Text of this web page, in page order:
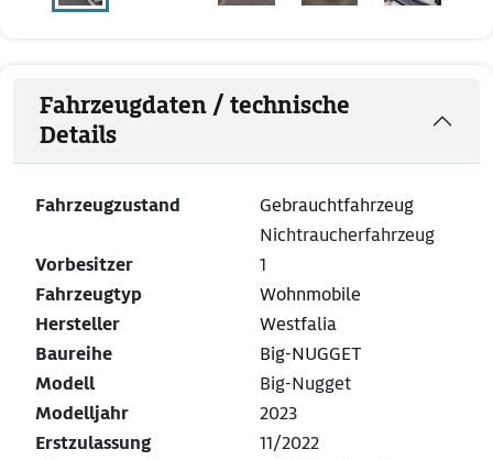
Fahrzeugdaten / technische
Details
Fahrzeugzustand
Gebrauchtfahrzeug
Nichtraucherfahrzeug
Vorbesitzer
1
Fahrzeugtyp
Wohnmobile
Hersteller
Westfalia
Baureihe
Big-NUGGET
Modell
Big-Nugget
Modelljahr
2023
Erstzulassung
11/2022